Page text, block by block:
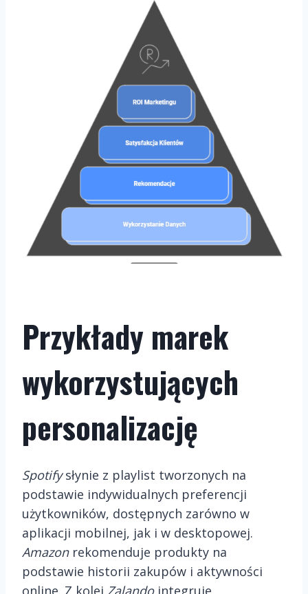
Przykłady marek
wykorzystujących
personalizację
Spotifysłynie z playlist tworzonych na
podstawie indywidualnych preferencji
użytkowników, dostępnych zarówno w
aplikacji mobilnej, jak i w desktopowej.
Amazonrekomenduje produkty na
podstawie historii zakupów i aktywności
online. Z kolei Zalandointegruje